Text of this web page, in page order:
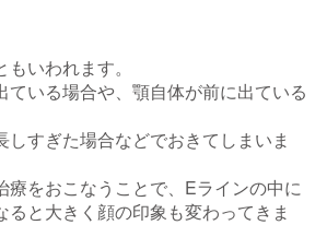
いわれます。
ている場合や、顎自体が前に出ている
しすぎた場合などでおきてしまいま
療をおこなうことで、Eラインの中に
ると大きく顔の印象も変わってきま